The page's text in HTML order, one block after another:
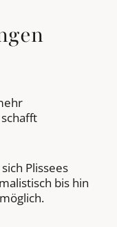
Plissees
bis hin